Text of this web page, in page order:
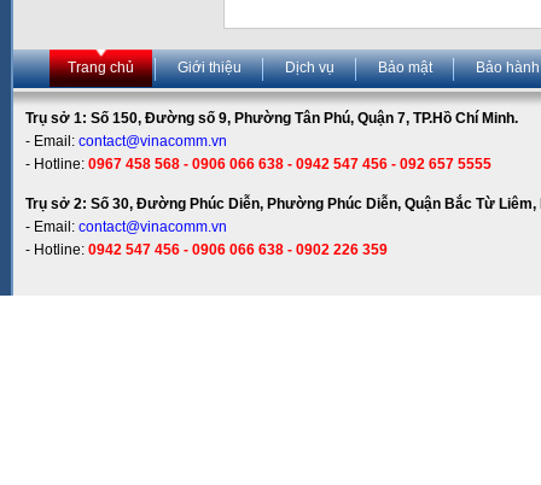
Trang chủ Giới thiệu Dịch vụ Bảo mật Bảo hành
Trụ sở 1: Số 150, Đường số 9, Phường Tân Phú, Quận 7, TP.Hồ Chí Minh.
- Email: contact@vinacomm.vn
- Hotline: 0967 458 568 - 0906 066 638 - 0942 547 456 - 092 657 5555
Trụ sở 2: Số 30, Đường Phúc Diễn, Phường Phúc Diễn, Quận Bắc Từ Liêm,
- Email: contact@vinacomm.vn
- Hotline: 0942 547 456 - 0906 066 638 - 0902 226 359